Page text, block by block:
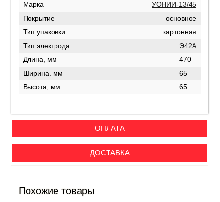
Марка
УОНИИ-13/45
Покрытие
основное
Тип упаковки
картонная
Тип электрода
Э42А
Длина, мм
470
Ширина, мм
65
Высота, мм
65
ОПЛАТА
ДОСТАВКА
Похожие товары